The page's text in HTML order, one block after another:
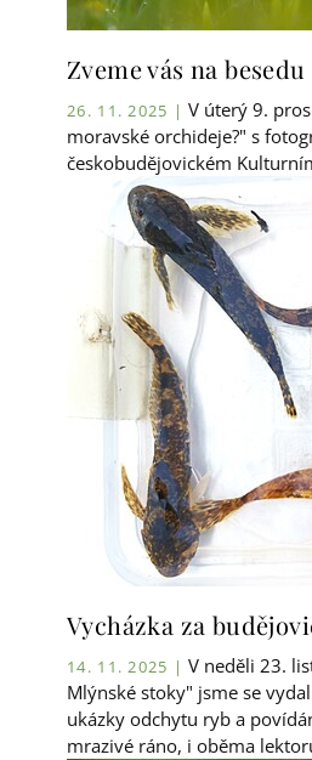
Zveme vás na
26. 11. 2025 | V úterý 9.
moravské orchideje?" s
českobudějovickém
Vycházka za
14. 11. 2025 | V neděli 23.
Mlýnské stoky" jsme se
ukázky odchytu ryb a
mrazivé ráno, i oběma